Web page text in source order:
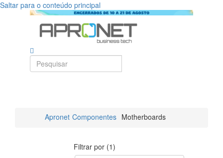
Saltar para o conteúdo principal
Apronet Componentes Motherboards
Filtrar por (1)